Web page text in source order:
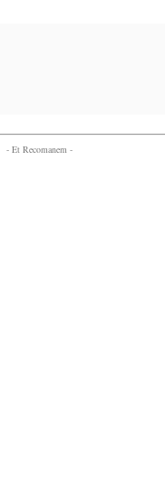
- Et Recomanem -